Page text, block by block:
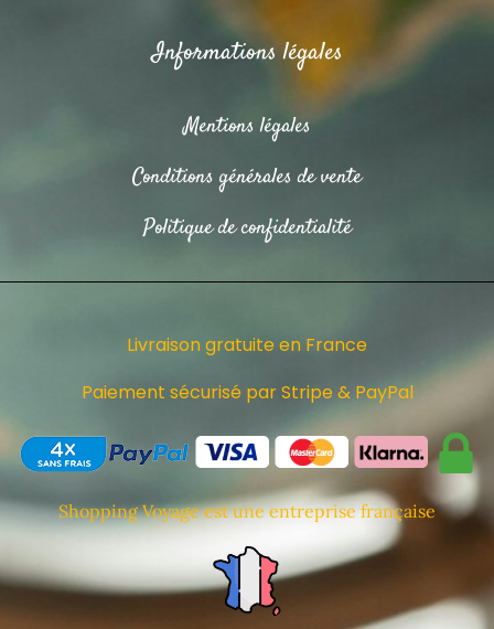
Informations légales
Mentions légales
Conditions générales de vente
Politique de confidentialité
Livraison gratuite en France
Paiement sécurisé par Stripe & PayPal
Shopping Voyage est une entreprise française